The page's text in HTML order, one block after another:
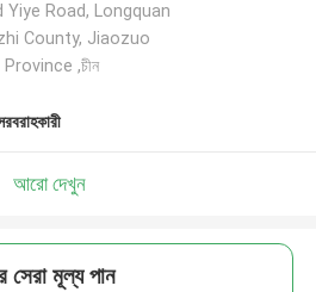
Yiye Road, Longquan
County, Jiaozuo
,চীন
আরো দেখুন
সেরা মূল্য পান